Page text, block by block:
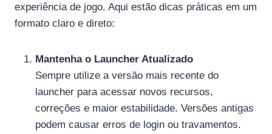
experiência de jogo. Aqui estão dicas práticas em um
formato claro e direto:
Mantenha o Launcher Atualizado
Sempre utilize a versão mais recente do
launcher para acessar novos recursos,
correções e maior estabilidade. Versões antigas
podem causar erros de login ou travamentos.